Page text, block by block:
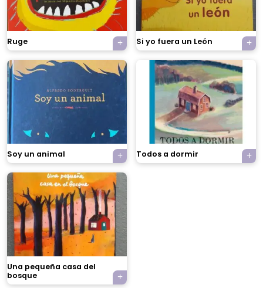
Ruge Si yo fuera un León
Soy un animal Todos a dormir
Una pequeña casa del
bosque
×
Tu carrito está vacío.
Agregá un producto y aparecerá acá
automáticamente.